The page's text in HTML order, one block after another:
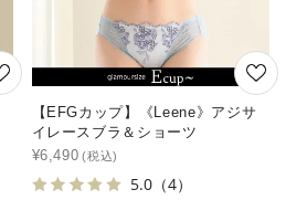
【EFGカップ】《Leene》アジサ
イレースブラ＆ショーツ
¥6,490
5.0（4）